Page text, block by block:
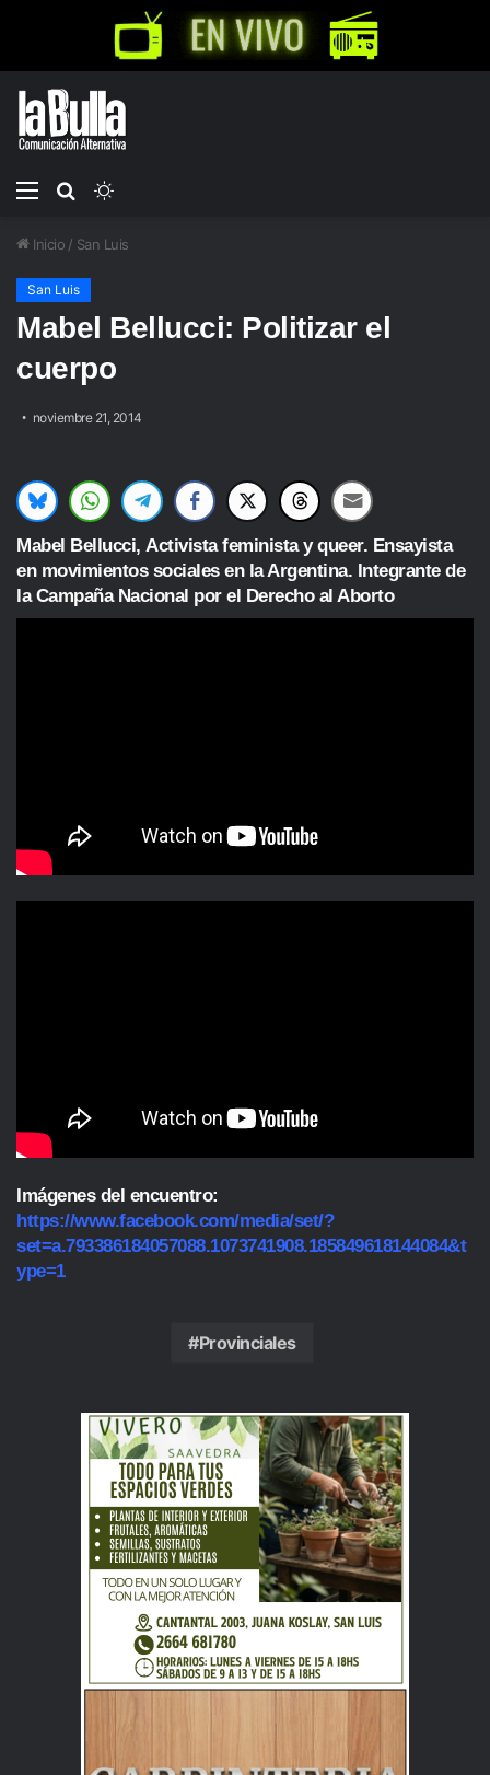
Menú
Buscar
Inicio / San Luis
San Luis
Mabel Bellucci: Politizar el
cuerpo
noviembre 21, 2014
Mabel Bellucci, Activista feminista y queer. Ensayista
en movimientos sociales en la Argentina. Integrante de
la Campaña Nacional por el Derecho al Aborto
Imágenes del encuentro:
https://www.facebook.com/media/set/?
set=a.793386184057088.1073741908.185849618144084&t
ype=1
Provinciales